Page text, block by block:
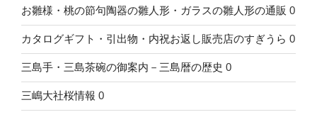
お雛様・桃の節句陶器の雛人形・ガラスの雛人形の通販 0
カタログギフト・引出物・内祝お返し販売店のすぎうら 0
三島手・三島茶碗の御案内－三島暦の歴史 0
三嶋大社桜情報 0